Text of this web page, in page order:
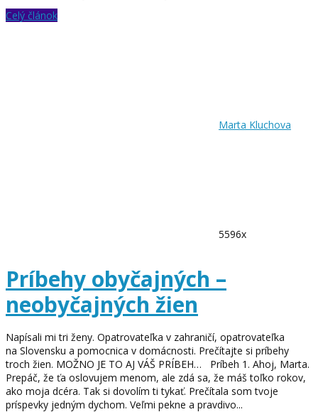
Celý článok
Marta Kluchova
5596x
Príbehy obyčajných –
neobyčajných žien
Napísali mi tri ženy. Opatrovateľka v zahraničí, opatrovateľka
na Slovensku a pomocnica v domácnosti. Prečítajte si príbehy
troch žien. MOŽNO JE TO AJ VÁŠ PRÍBEH… Príbeh 1. Ahoj, Marta.
Prepáč, že ťa oslovujem menom, ale zdá sa, že máš toľko rokov,
ako moja dcéra. Tak si dovolím ti tykať. Prečítala som tvoje
príspevky jedným dychom. Veľmi pekne a pravdivo...